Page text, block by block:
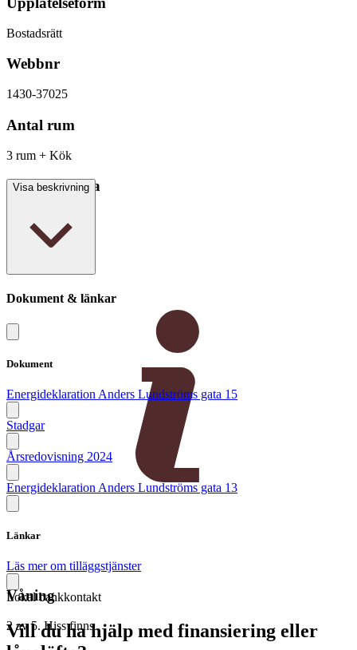
Bostadsrätt
Webbnr
1430-37025
Antal rum
3 rum + Kök
Boarea/Biarea
Våning
2 av 5. Hiss finns
Visa beskrivning
Dokument & länkar
Dokument
Energideklaration Anders Lundströms gata 15
Stadgar
Årsredovisning 2024
Energideklaration Anders Lundströms gata 13
Länkar
Läs mer om tilläggstjänster
Lokal bankkontakt
Vill du ha hjälp med finansiering eller